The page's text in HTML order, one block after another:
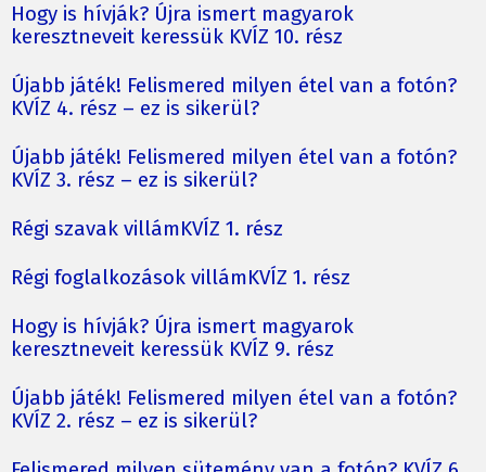
Hogy is hívják? Újra ismert magyarok
keresztneveit keressük KVÍZ 10. rész
Újabb játék! Felismered milyen étel van a fotón?
KVÍZ 4. rész – ez is sikerül?
Újabb játék! Felismered milyen étel van a fotón?
KVÍZ 3. rész – ez is sikerül?
Régi szavak villámKVÍZ 1. rész
Régi foglalkozások villámKVÍZ 1. rész
Hogy is hívják? Újra ismert magyarok
keresztneveit keressük KVÍZ 9. rész
Újabb játék! Felismered milyen étel van a fotón?
KVÍZ 2. rész – ez is sikerül?